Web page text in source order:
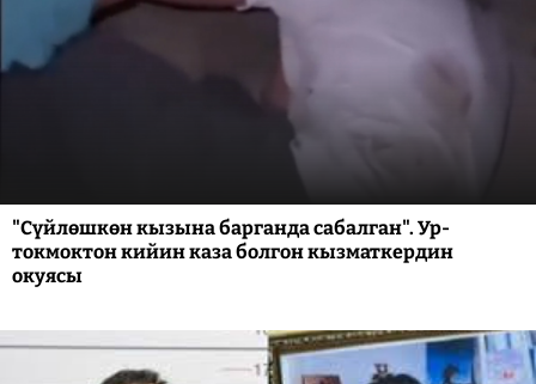
"Сүйлөшкөн кызына барганда сабалган". Ур-
токмоктон кийин каза болгон кызматкердин
окуясы